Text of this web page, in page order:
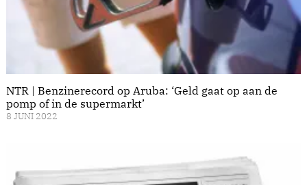
NTR | Benzinerecord op Aruba: ‘Geld gaat op aan de
pomp of in de supermarkt’
8 JUNI 2022